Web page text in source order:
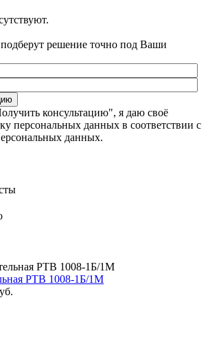
решение точно под Ваши
консультацию", я даю своё
персональных данных в соответствии с
данных.
РТВ 1008-1Б/1М